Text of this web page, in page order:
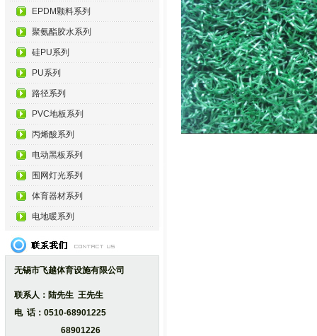
EPDM颗料系列
聚氨酯胶水系列
硅PU系列
PU系列
路径系列
PVC地板系列
丙烯酸系列
电动黑板系列
围网灯光系列
体育器材系列
电地暖系列
无锡市飞越体育设施有限公司
联系人：陆先生 王先生
电 话：0510-68901225
68901226